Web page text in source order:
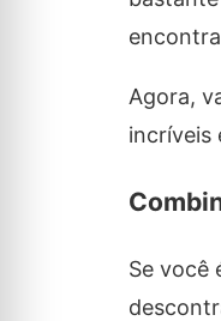
Agora,
incríveis
Se você